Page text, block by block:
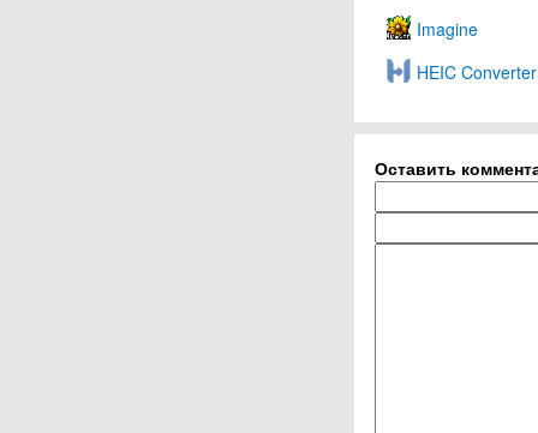
Imagine
HEIC
Оставить